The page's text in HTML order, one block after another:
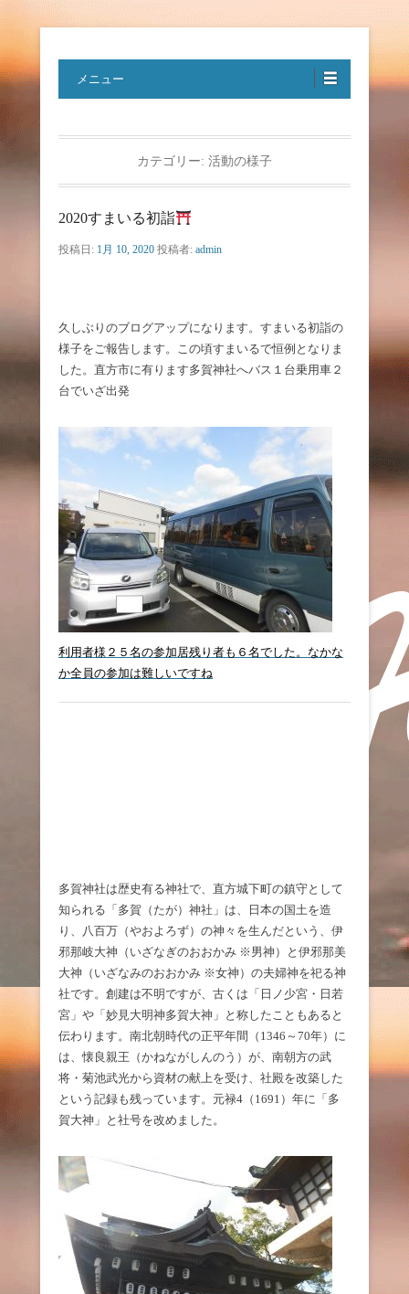
特定非営利活動法人ハートフルボ
イス
メニュー
カテゴリー: 活動の様子
2020すまいる初詣
投稿日: 1月 10, 2020 投稿者: admin
久しぶりのブログアップになります。すまいる初詣の
様子をご報告します。この頃すまいるで恒例となりま
した。直方市に有ります多賀神社へバス１台乗用車２
台でいざ出発
利用者様２５名の参加居残り者も６名でした。なかな
か全員の参加は難しいですね
多賀神社は歴史有る神社で、直方城下町の鎮守として
知られる「多賀（たが）神社」は、日本の国土を造
り、八百万（やおよろず）の神々を生んだという、伊
邪那岐大神（いざなぎのおおかみ ※男神）と伊邪那美
大神（いざなみのおおかみ ※女神）の夫婦神を祀る神
社です。創建は不明ですが、古くは「日ノ少宮・日若
宮」や「妙見大明神多賀大神」と称したこともあると
伝わります。南北朝時代の正平年間（1346～70年）に
は、懐良親王（かねながしんのう）が、南朝方の武
将・菊池武光から資材の献上を受け、社殿を改築した
という記録も残っています。元禄4（1691）年に「多
賀大神」と社号を改めました。